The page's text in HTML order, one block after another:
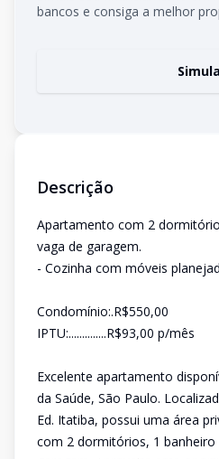
bancos e consiga a melhor
Descrição
Apartamento com 2
vaga de garagem.
- Cozinha com móveis
Condomínio:.R$550,00
IPTU:..............R$93,00 p/mês
Excelente apartamento
da Saúde, São Paulo.
Ed. Itatiba, possui uma área
com 2 dormitórios, 1 banheiro